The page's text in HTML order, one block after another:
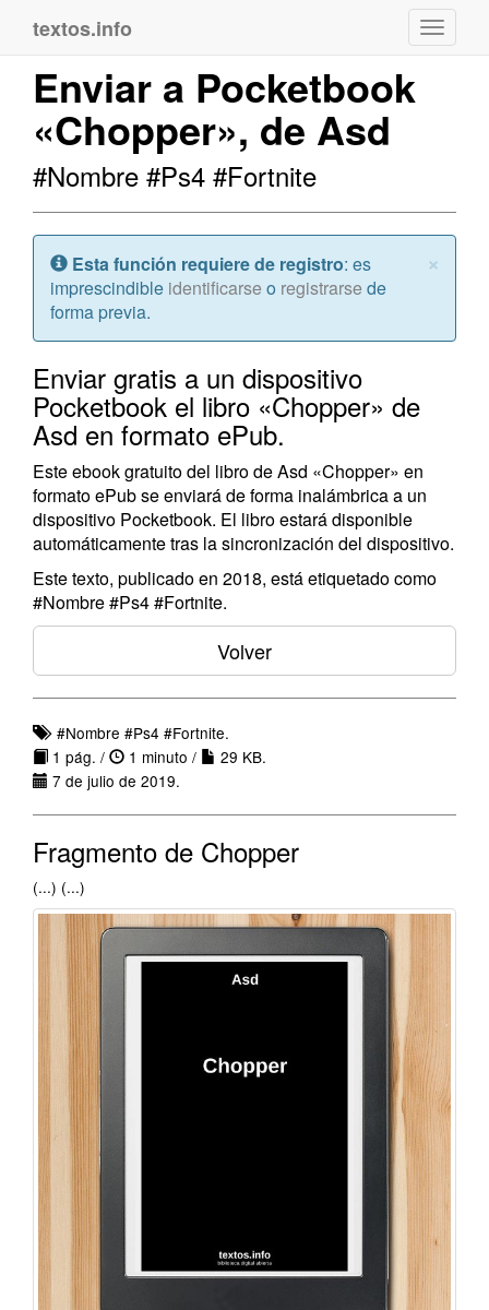
textos.info
Enviar a Pocketbook
«Chopper», de Asd
#Nombre #Ps4 #Fortnite
×
Atención:
Esta función requiere de registro: es
imprescindible identificarse o registrarse de
forma previa.
Enviar gratis a un dispositivo
Pocketbook el libro «Chopper» de
Asd en formato ePub.
Este ebook gratuito del libro de Asd «Chopper» en
formato ePub se enviará de forma inalámbrica a un
dispositivo Pocketbook. El libro estará disponible
automáticamente tras la sincronización del dispositivo.
Este texto, publicado en 2018, está etiquetado como
#Nombre #Ps4 #Fortnite.
Volver
#Nombre #Ps4 #Fortnite.
1 pág. /
1 minuto /
29 KB.
7 de julio de 2019.
Fragmento de Chopper
(...) (...)